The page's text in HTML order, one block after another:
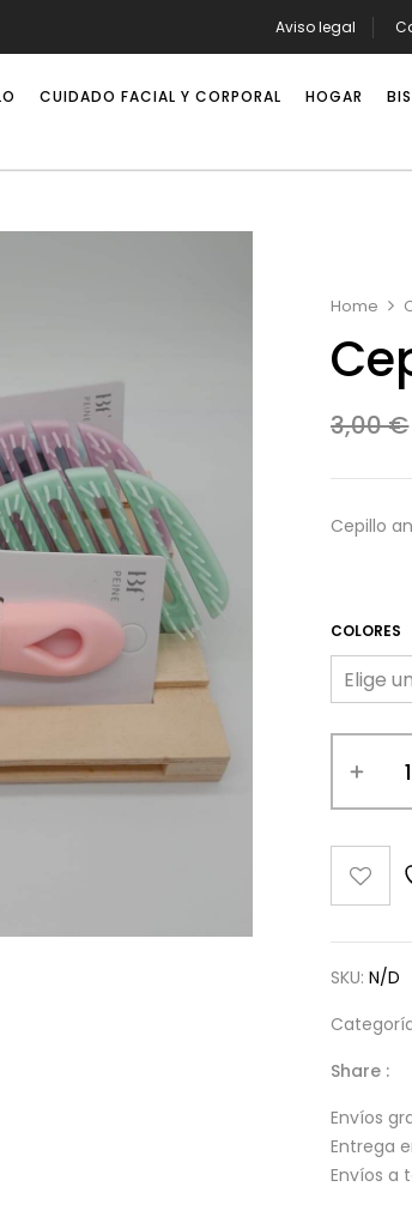
Aviso legal
CUIDADO FACIAL Y CORPORAL HOGAR
Home
3,00€
Cepillo
COLORES
SKU:N/D
Share :
Envíos
Entrega
Envíos a